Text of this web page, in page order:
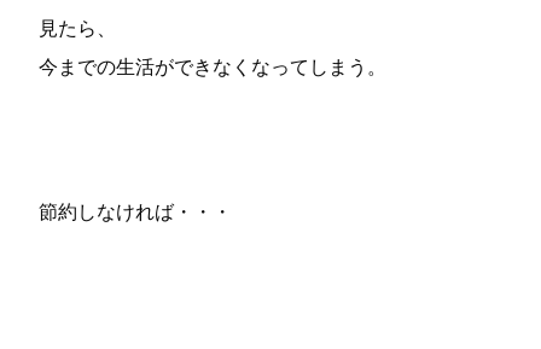
見たら、
今までの生活ができなくなってしまう。
節約しなければ・・・